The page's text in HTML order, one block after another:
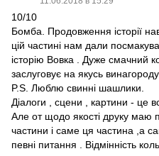
10/10
Бомба. Продовження історії
цій частині нам дали
історію Вовка . Дуже смачний
заслуговує на якусь
P.S. Люблю свинні шашлики.
Діалоги , сцени , картини - це
Але от щодо якості друку маю
частини і саме ця частина ,а
певні питання . Відмінність